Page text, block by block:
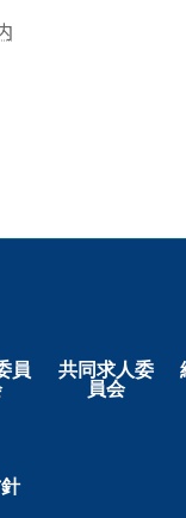
員
共同求人委
員会